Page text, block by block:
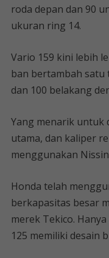
roda depan dan 90
ukuran ring 14.
Vario 159 kini lebih
ban bertambah satu
dan 100 belakang
Yang menarik untuk
utama, dan kaliper
menggunakan
Honda telah
berkapasitas besar
merek Tekico.
125 memiliki desain